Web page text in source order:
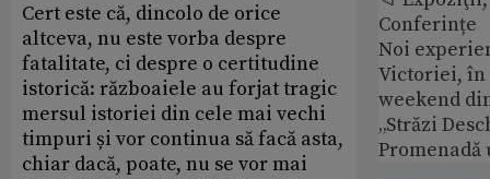
Cert este că, dincolo de orice
altceva, nu este vorba despre
fatalitate, ci despre o certitudine
istorică: războaiele au forjat tragic
mersul istoriei din cele mai vechi
timpuri și vor continua să facă asta,
chiar dacă, poate, nu se vor mai
Conferințe
Noi
Victoriei,
weekend
„Străzi
Promenadă